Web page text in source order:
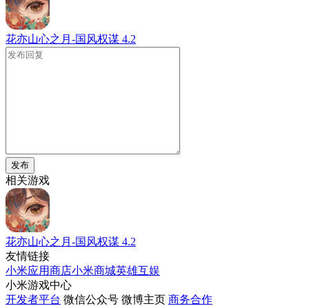
花亦山心之月-国风权谋 4.2
发布
相关游戏
花亦山心之月-国风权谋 4.2
友情链接
小米应用商店小米商城英雄互娱
小米游戏中心
开发者平台 微信公众号 微博主页 商务合作